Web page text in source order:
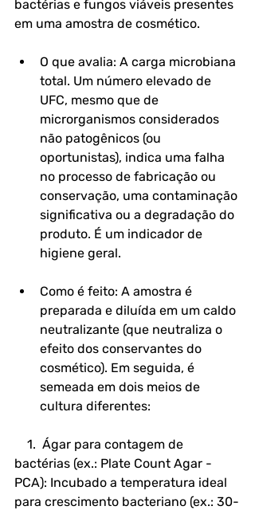
bactérias e fungos viáveis presentes
em uma amostra de cosmético.
O que avalia: A carga microbiana
total. Um número elevado de
UFC, mesmo que de
microrganismos considerados
não patogênicos (ou
oportunistas), indica uma falha
no processo de fabricação ou
conservação, uma contaminação
significativa ou a degradação do
produto. É um indicador de
higiene geral.
Como é feito: A amostra é
preparada e diluída em um caldo
neutralizante (que neutraliza o
efeito dos conservantes do
cosmético). Em seguida, é
semeada em dois meios de
cultura diferentes:
bactérias (ex.: Plate Count Agar -
PCA): Incubado a temperatura ideal
para crescimento bacteriano (ex.: 30-